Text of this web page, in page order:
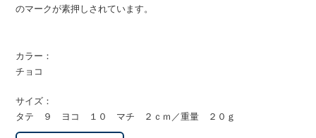
のマークが素押しされています。
カラー：
チョコ
サイズ：
タテ ９ ヨコ １０ マチ ２ｃｍ／重量 ２０ｇ